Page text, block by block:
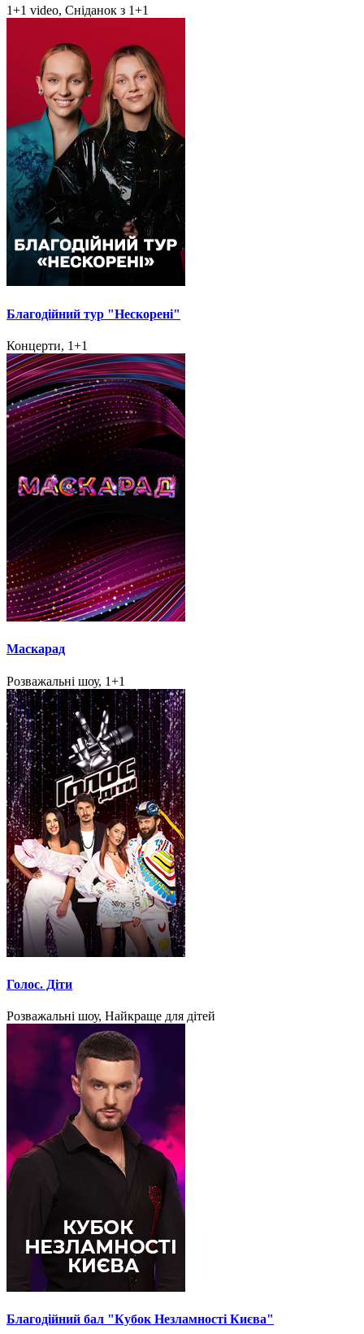
1+1 video, Сніданок з 1+1
Благодійний тур "Нескорені"
Концерти, 1+1
Маскарад
Розважальні шоу, 1+1
Голос. Діти
Розважальні шоу, Найкраще для дітей
Благодійний бал "Кубок Незламності Києва"